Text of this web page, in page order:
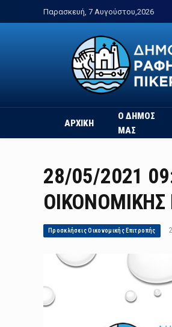
Παρασκευή, 7 Αυγούστου,2026
ΑΡΧΙΚΗ
Ο ΔΗΜΟΣ
ΜΑΣ
28/05/2021
ΟΙΚΟΝΟΜΙΚΗΣ
Προσκλήσεις Οικονομικής Επιτροπής